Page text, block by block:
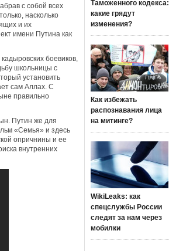
с собой всех
насколько
и их
имени Путина как
боевиков,
школьницы с
установить
сам Аллах. С
правильно
Путин же для
«Семья» и здесь
опричнины и ее
внутренних
Таможенного кодекса:
какие грядут
изменения?
Как избежать
распознавания лица
на митинге?
WikiLeaks: как
спецслужбы России
следят за нам через
мобилки